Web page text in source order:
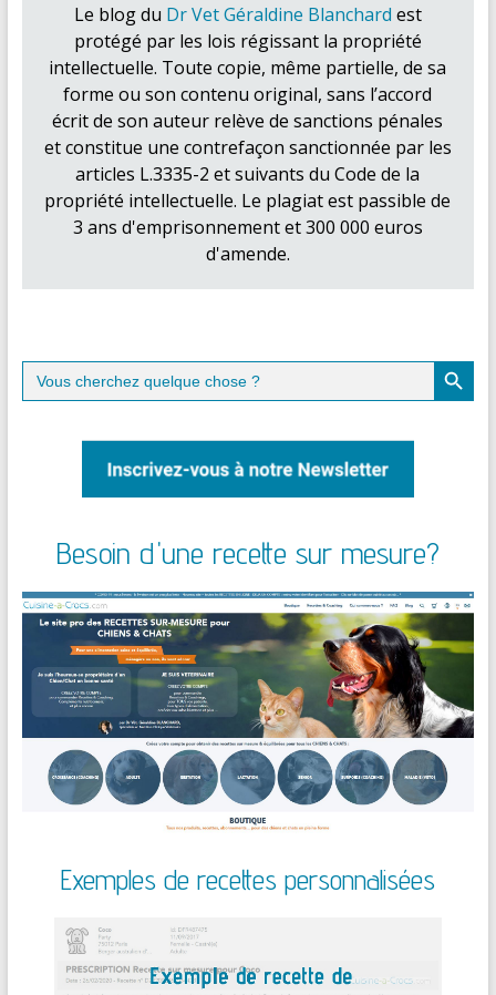
Le blog du Dr Vet Géraldine Blanchard est
protégé par les lois régissant la propriété
intellectuelle. Toute copie, même partielle, de sa
forme ou son contenu original, sans l’accord
écrit de son auteur relève de sanctions pénales
et constitue une contrefaçon sanctionnée par les
articles L.3335-2 et suivants du Code de la
propriété intellectuelle. Le plagiat est passible de
3 ans d'emprisonnement et 300 000 euros
d'amende.
Search
for:
Search Button
Besoin d'une recette sur mesure?
Exemples de recettes personnalisées